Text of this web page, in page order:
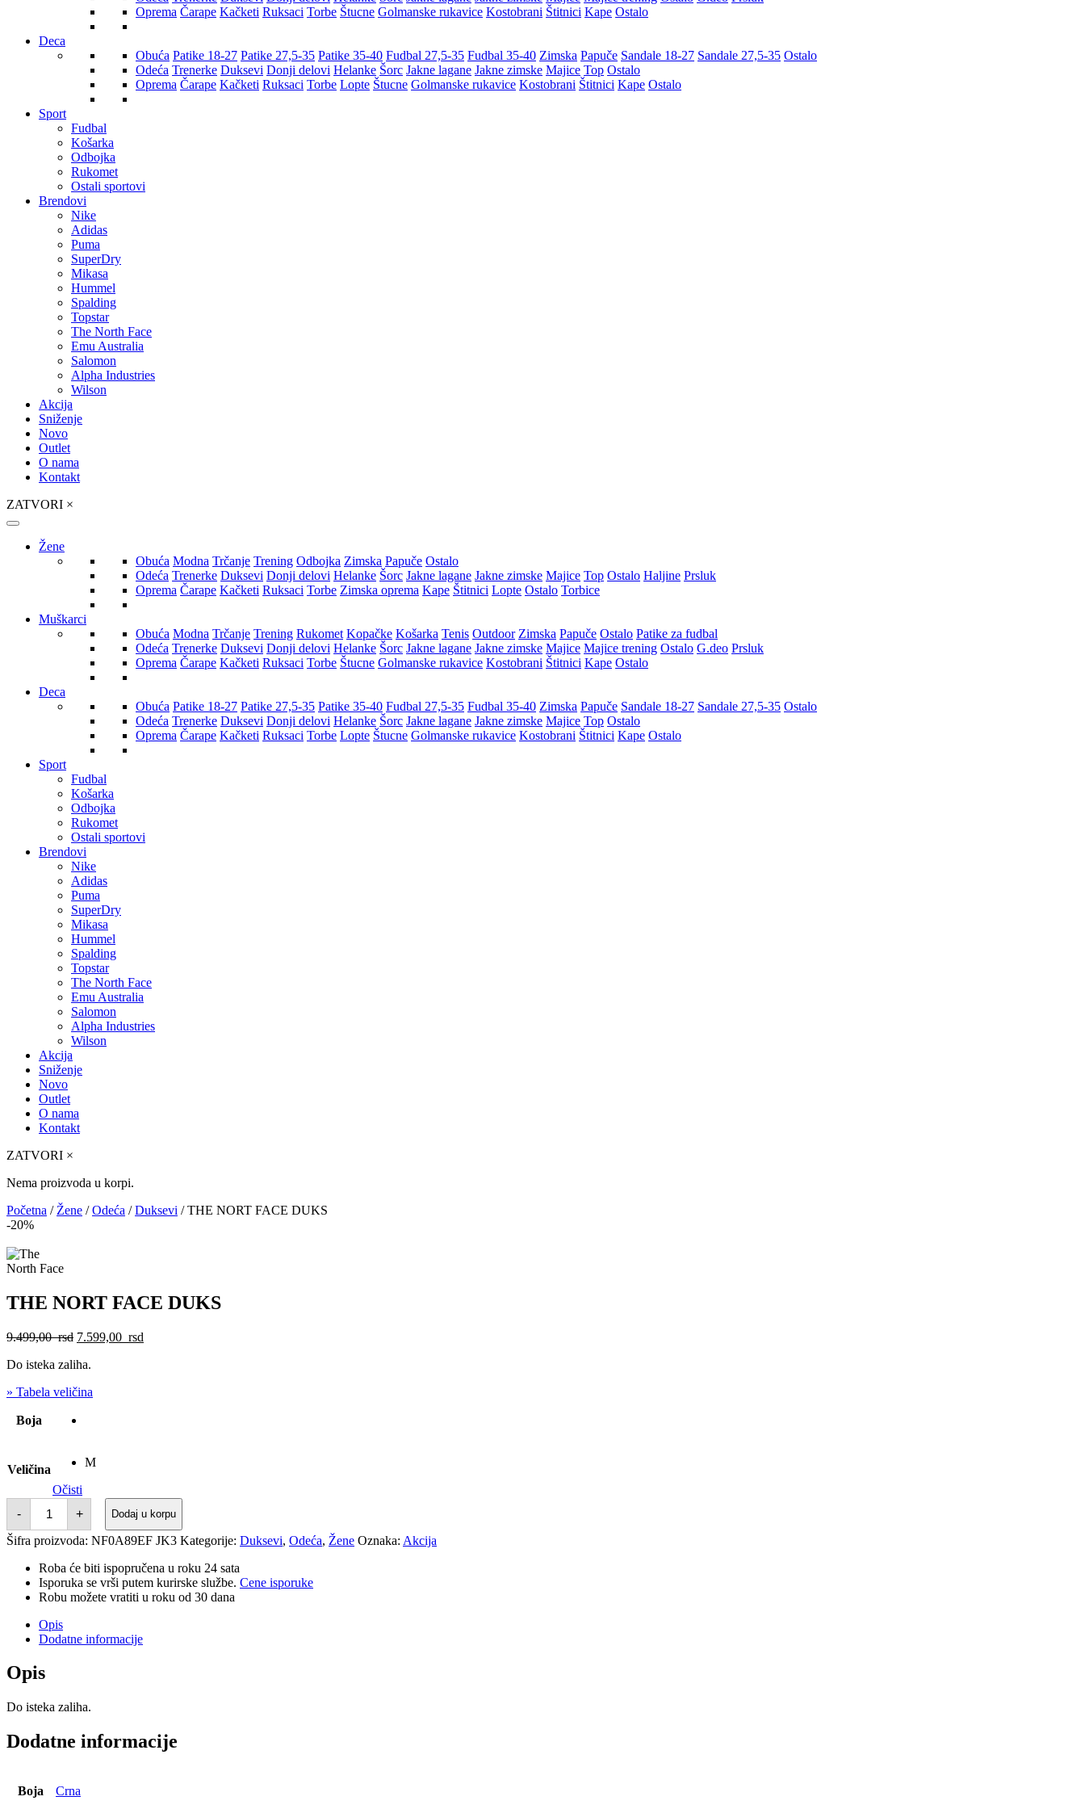
Oprema Čarape Kačketi Ruksaci Torbe Štucne Golmanske rukavice Kostobrani Štitnici Kape Ostalo
Deca
Obuća Patike 18-27 Patike 27,5-35 Patike 35-40 Fudbal 27,5-35 Fudbal 35-40 Zimska Papuče Sandale 18-27 Sandale 27,5-35 Ostalo
Odeća Trenerke Duksevi Donji delovi Helanke Šorc Jakne lagane Jakne zimske Majice Top Ostalo
Oprema Čarape Kačketi Ruksaci Torbe Lopte Štucne Golmanske rukavice Kostobrani Štitnici Kape Ostalo
Sport
Fudbal
Košarka
Odbojka
Rukomet
Ostali sportovi
Brendovi
Nike
Adidas
Puma
SuperDry
Mikasa
Hummel
Spalding
Topstar
The North Face
Emu Australia
Salomon
Alpha Industries
Wilson
Akcija
Sniženje
Novo
Outlet
O nama
Kontakt
ZATVORI ×
Žene
Obuća Modna Trčanje Trening Odbojka Zimska Papuče Ostalo
Odeća Trenerke Duksevi Donji delovi Helanke Šorc Jakne lagane Jakne zimske Majice Top Ostalo Haljine Prsluk
Oprema Čarape Kačketi Ruksaci Torbe Zimska oprema Kape Štitnici Lopte Ostalo Torbice
Muškarci
Obuća Modna Trčanje Trening Rukomet Kopačke Košarka Tenis Outdoor Zimska Papuče Ostalo Patike za fudbal
Odeća Trenerke Duksevi Donji delovi Helanke Šorc Jakne lagane Jakne zimske Majice Majice trening Ostalo G.deo Prsluk
Oprema Čarape Kačketi Ruksaci Torbe Štucne Golmanske rukavice Kostobrani Štitnici Kape Ostalo
Deca
Obuća Patike 18-27 Patike 27,5-35 Patike 35-40 Fudbal 27,5-35 Fudbal 35-40 Zimska Papuče Sandale 18-27 Sandale 27,5-35 Ostalo
Odeća Trenerke Duksevi Donji delovi Helanke Šorc Jakne lagane Jakne zimske Majice Top Ostalo
Oprema Čarape Kačketi Ruksaci Torbe Lopte Štucne Golmanske rukavice Kostobrani Štitnici Kape Ostalo
Sport
Fudbal
Košarka
Odbojka
Rukomet
Ostali sportovi
Brendovi
Nike
Adidas
Puma
SuperDry
Mikasa
Hummel
Spalding
Topstar
The North Face
Emu Australia
Salomon
Alpha Industries
Wilson
Akcija
Sniženje
Novo
Outlet
O nama
Kontakt
ZATVORI ×
Nema proizvoda u korpi.
Početna / Žene /Odeća /Duksevi / THE NORT FACE DUKS
-20%
THE NORT FACE DUKS
9.499,00rsd Originalna
je
9.499,00
7.599,00 rsd
Do isteka zaliha.
» Tabela veličina
Boja
Veličina
M
Očisti
-
THE
NORT
FACE
DUKS
+ Dodaj u korpu
Šifra proizvoda: NF0A89EF JK3 Kategorije: Duksevi, Odeća, Žene Oznaka: Akcija
Roba će biti ispopručena u roku 24 sata
Isporuka se vrši putem kurirske službe. Cene isporuke
Robu možete vratiti u roku od 30 dana
Opis
Dodatne informacije
Opis
Do isteka zaliha.
Dodatne informacije
Boja Crna